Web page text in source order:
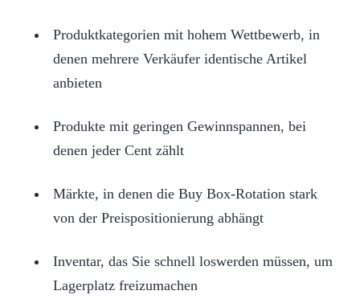
Produktkategorien mit hohem Wettbewerb, in
denen mehrere Verkäufer identische Artikel
anbieten
Produkte mit geringen Gewinnspannen, bei
denen jeder Cent zählt
Märkte, in denen die Buy Box-Rotation stark
von der Preispositionierung abhängt
Inventar, das Sie schnell loswerden müssen, um
Lagerplatz freizumachen